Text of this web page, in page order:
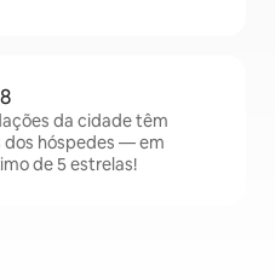
da cidade têm
dos hóspedes — em
de 5 estrelas!